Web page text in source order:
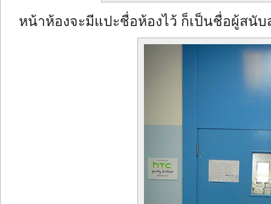
หน้าห้องจะมีแปะชื่อห้องไว้ ก็เป็นชื่อผู้สนั